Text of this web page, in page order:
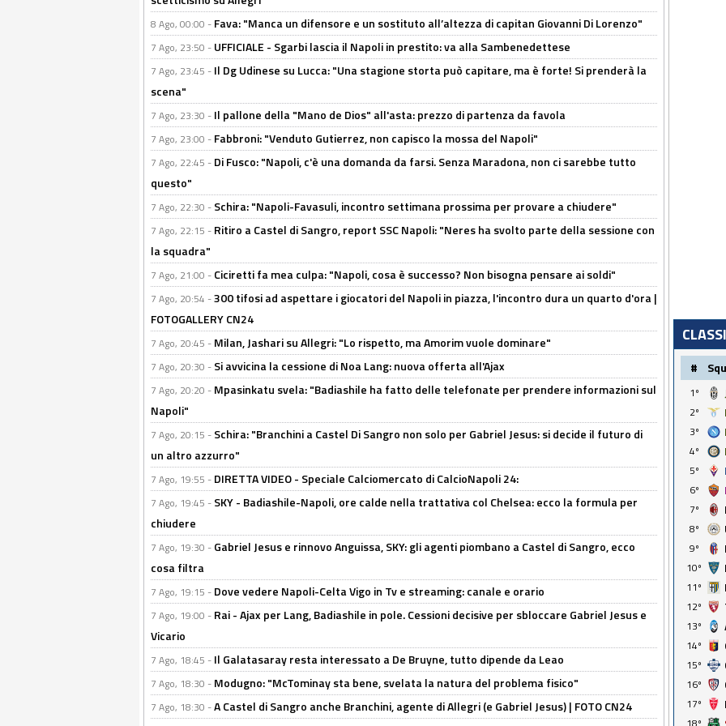
8 Ago, 00:00 - Fava: "Manca un difensore e un sostituto all’altezza di capitan Giovanni Di Lorenzo"
7 Ago, 23:50 - UFFICIALE - Sgarbi lascia il Napoli in prestito: va alla Sambenedettese
7 Ago, 23:45 - Il Dg Udinese su Lucca: "Una stagione storta può capitare, ma è forte! Si prenderà la
scena"
7 Ago, 23:30 - Il pallone della "Mano de Dios" all'asta: prezzo di partenza da favola
7 Ago, 23:00 - Fabbroni: "Venduto Gutierrez, non capisco la mossa del Napoli"
7 Ago, 22:45 - Di Fusco: "Napoli, c'è una domanda da farsi. Senza Maradona, non ci sarebbe tutto
questo"
7 Ago, 22:30 - Schira: "Napoli-Favasuli, incontro settimana prossima per provare a chiudere"
7 Ago, 22:15 - Ritiro a Castel di Sangro, report SSC Napoli: "Neres ha svolto parte della sessione con
la squadra"
7 Ago, 21:00 - Ciciretti fa mea culpa: "Napoli, cosa è successo? Non bisogna pensare ai soldi"
7 Ago, 20:54 -300 tifosi ad aspettare i giocatori del Napoli in piazza, l'incontro dura un quarto d'ora |
FOTOGALLERY CN24
7 Ago, 20:45 - Milan, Jashari su Allegri: "Lo rispetto, ma Amorim vuole dominare"
7 Ago, 20:30 - Si avvicina la cessione di Noa Lang: nuova offerta all'Ajax
7 Ago, 20:20 - Mpasinkatu svela: "Badiashile ha fatto delle telefonate per prendere informazioni sul
Napoli"
7 Ago, 20:15 - Schira: "Branchini a Castel Di Sangro non solo per Gabriel Jesus: si decide il futuro di
un altro azzurro"
7 Ago, 19:55 - DIRETTA VIDEO - Speciale Calciomercato di CalcioNapoli 24:
7 Ago, 19:45 - SKY - Badiashile-Napoli, ore calde nella trattativa col Chelsea: ecco la formula per
chiudere
7 Ago, 19:30 - Gabriel Jesus e rinnovo Anguissa, SKY: gli agenti piombano a Castel di Sangro, ecco
cosa filtra
7 Ago, 19:15 - Dove vedere Napoli-Celta Vigo in Tv e streaming: canale e orario
7 Ago, 19:00 - Rai - Ajax per Lang, Badiashile in pole. Cessioni decisive per sbloccare Gabriel Jesus e
Vicario
7 Ago, 18:45 - Il Galatasaray resta interessato a De Bruyne, tutto dipende da Leao
7 Ago, 18:30 - Modugno: "McTominay sta bene, svelata la natura del problema fisico"
7 Ago, 18:30 -A Castel di Sangro anche Branchini, agente di Allegri (e Gabriel Jesus) | FOTO CN24
#
1º
2º
3º
4º
5º
6º
7º
8º
9º
10º
11º
12º
13º
14º
15º
16º
17º